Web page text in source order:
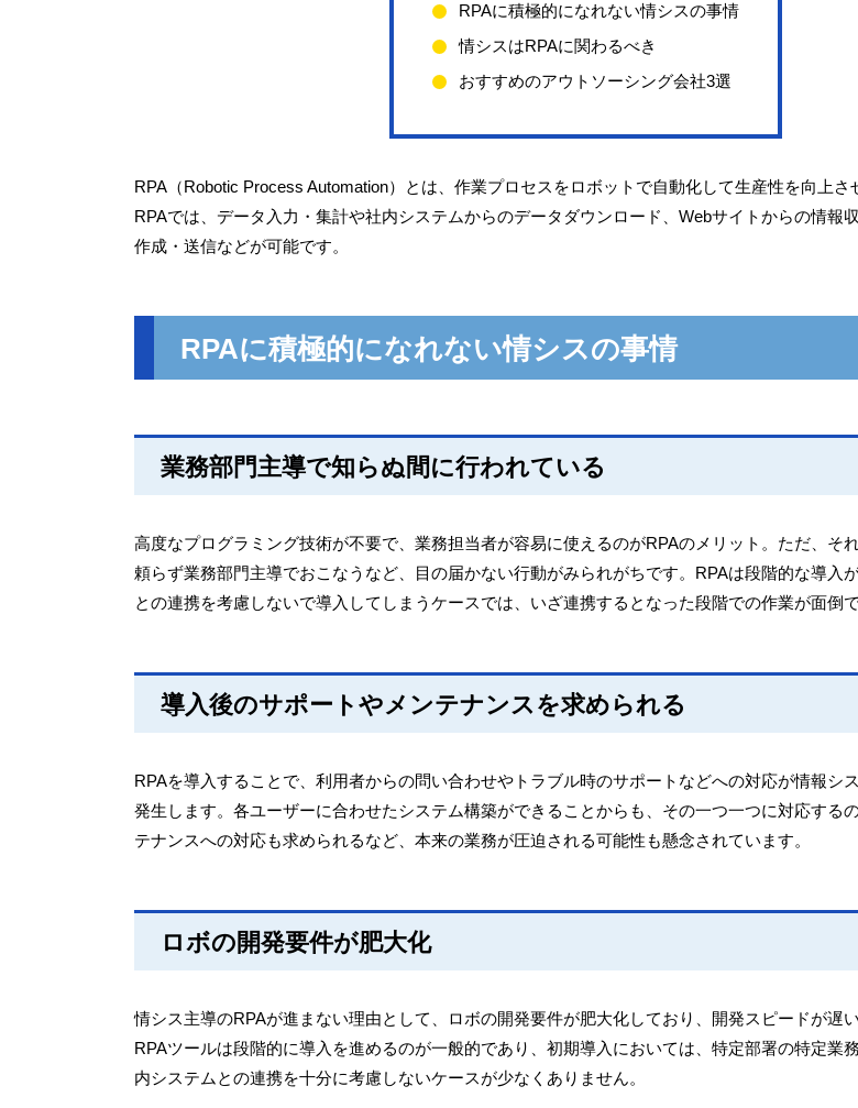
RPAに積極的になれない情シスの事情
情シスはRPAに関わるべき
おすすめのアウトソーシング会社3選
RPA（Robotic Process Automation）とは、作業プロセスをロボットで自動化して生産性を向上さ
RPAでは、データ入力・集計や社内システムからのデータダウンロード、Webサイトからの情報
作成・送信などが可能です。
RPAに積極的になれない情シスの事情
業務部門主導で知らぬ間に行われている
高度なプログラミング技術が不要で、業務担当者が容易に使えるのがRPAのメリット。ただ、そ
頼らず業務部門主導でおこなうなど、目の届かない行動がみられがちです。RPAは段階的な導入
との連携を考慮しないで導入してしまうケースでは、いざ連携するとなった段階での作業が面倒で
導入後のサポートやメンテナンスを求められる
RPAを導入することで、利用者からの問い合わせやトラブル時のサポートなどへの対応が情報シ
発生します。各ユーザーに合わせたシステム構築ができることからも、その一つ一つに対応する
テナンスへの対応も求められるなど、本来の業務が圧迫される可能性も懸念されています。
ロボの開発要件が肥大化
情シス主導のRPAが進まない理由として、ロボの開発要件が肥大化しており、開発スピードが遅
RPAツールは段階的に導入を進めるのが一般的であり、初期導入においては、特定部署の特定業
内システムとの連携を十分に考慮しないケースが少なくありません。